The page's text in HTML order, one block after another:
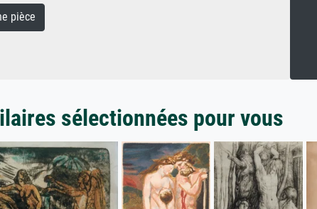
pièce
sélectionnées pour vous